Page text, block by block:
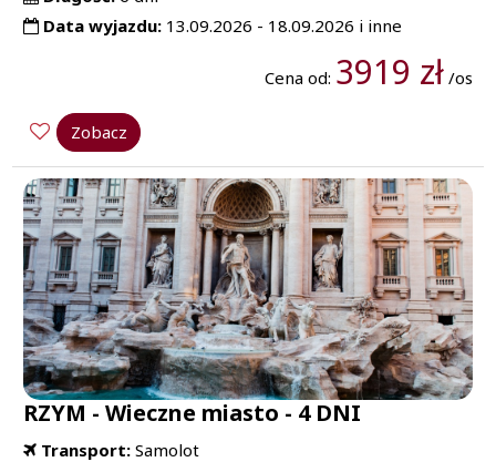
Data wyjazdu: 13.09.2026 - 18.09.2026 i inne
Cena od: 3919 zł/os
Zobacz
RZYM - Wieczne miasto - 4 DNI
Transport: Samolot